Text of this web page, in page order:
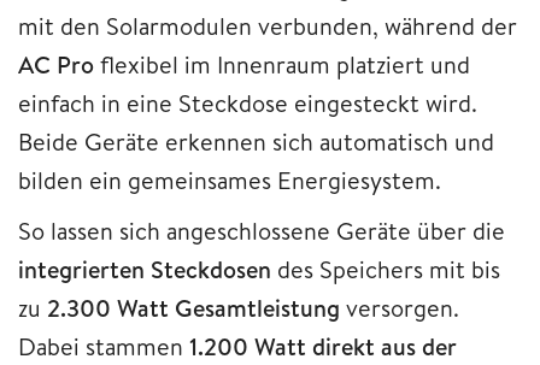
mit den Solarmodulen verbunden, während der
AC Proflexibel im Innenraum platziert und
einfach in eine Steckdose eingesteckt wird.
Beide Geräte erkennen sich automatisch und
bilden ein gemeinsames Energiesystem.
So lassen sich angeschlossene Geräte über die
integrierten Steckdosen des Speichers mit bis
zu 2.300 Watt Gesamtleistung versorgen.
Dabei stammen 1.200 Watt direkt aus der